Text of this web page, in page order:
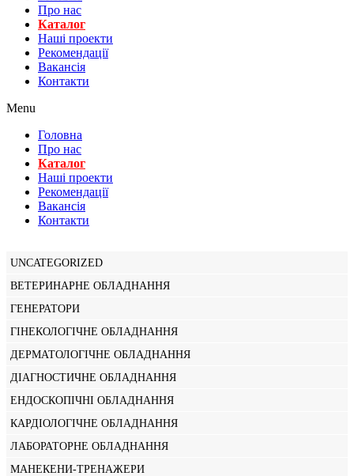
Про нас
Каталог
Нашi проекти
Рекомендації
Вакансiя
Контакти
Menu
Головна
Про нас
Каталог
Нашi проекти
Рекомендації
Вакансiя
Контакти
UNCATEGORIZED
ВЕТЕРИНАРНЕ ОБЛАДНАННЯ
ГЕНЕРАТОРИ
ГІНЕКОЛОГІЧНЕ ОБЛАДНАННЯ
ДЕРМАТОЛОГІЧНЕ ОБЛАДНАННЯ
ДІАГНОСТИЧНЕ ОБЛАДНАННЯ
ЕНДОСКОПІЧНІ ОБЛАДНАННЯ
КАРДІОЛОГІЧНЕ ОБЛАДНАННЯ
ЛАБОРАТОРНЕ ОБЛАДНАННЯ
МАНЕКЕНИ-ТРЕНАЖЕРИ